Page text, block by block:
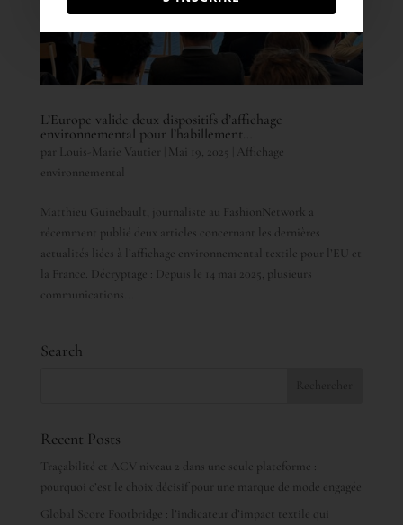
L’Europe valide deux dispositifs d’affichage
environnemental pour l’habillement…
par Louis-Marie Vautier Mai 19, 2025 Affichage
environnemental
Matthieu Guinebault, journaliste au FashionNetwork a
récemment publié deux articles concernant les dernières
actualités liées à l’affichage environnemental textile pour l’EU et
la France. Décryptage : Depuis le 14 mai 2025, plusieurs
communications...
Search
Recent Posts
Traçabilité et ACV niveau 2 dans une seule plateforme :
pourquoi c’est le choix décisif pour une marque de mode engagée
Global Score Footbridge : l’indicateur d’impact textile qui